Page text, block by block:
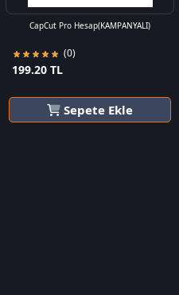
CapCut Pro Hesap(KAMPANYALI)
(0)
199.20 TL
Sepete Ekle